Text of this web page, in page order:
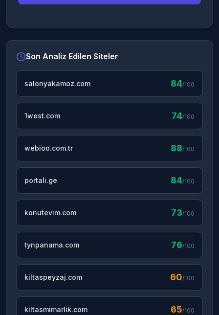
Son Analiz Edilen Siteler
salonyakamoz.com 84/100
1west.com 74/100
webioo.com.tr 88/100
portali.ge 84/100
konutevim.com 73/100
tynpanama.com 76/100
kiltaspeyzaj.com 60/100
kiltasmimarlik.com 65/100